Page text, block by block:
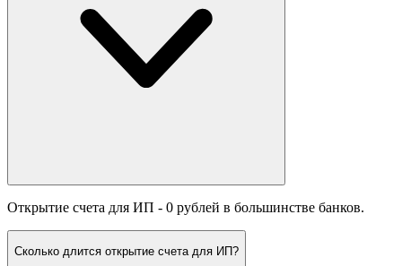
Открытие счета для ИП - 0 рублей в большинстве банков.
Сколько длится открытие счета для ИП?